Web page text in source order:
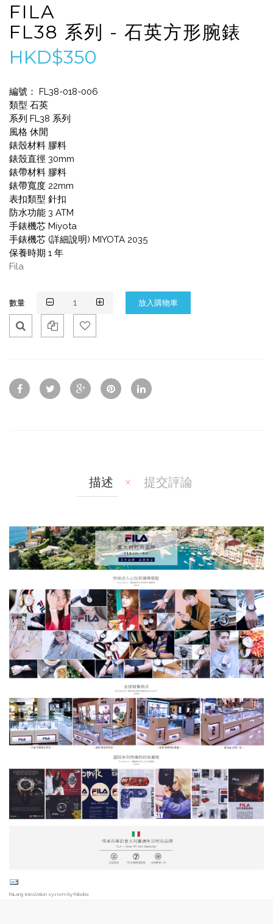
FILA
FL38 系列 - 石英方形腕錶
HKD$350
編號： FL38-018-006
類型 石英
系列 FL38 系列
風格 休閒
錶殼材料 膠料
錶殼直徑 30mm
錶帶材料 膠料
錶帶寬度 22mm
表扣類型 針扣
防水功能 3 ATM
手錶機芯 Miyota
手錶機芯 (詳細說明) MIYOTA 2035
保養時期 1 年
Fila
數量
Vie
w
To
Wis
To
Co
描述 提交評論
FaLang translation system by Faboba